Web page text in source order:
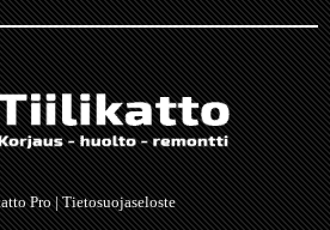
Pro |Tietosuojaseloste